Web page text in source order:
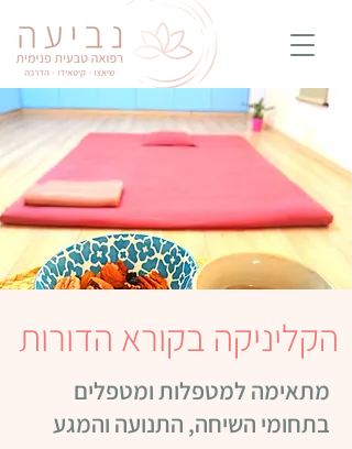
הקליניקה בקורא הדורות
מתאימה למטפלות ומטפלים
בתחומי השיחה, התנועה והמגע